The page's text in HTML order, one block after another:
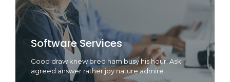
Software Services
Good draw knew bred ham busy his hour. Ask
agreed answer rather joy nature admire.